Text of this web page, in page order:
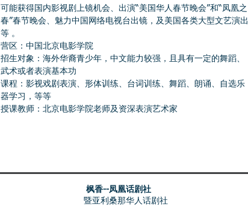
可能获得国内影视剧上镜机会、出演“美国华人春节晚会”和“凤凰之
春”春节晚会、魅力中国网络电视台出镜，及美国各类大型文艺演出
等 。
营区：中国北京电影学院
招生对象：海外华裔青少年，中文能力较强，且具有一定的舞蹈、
武术或者表演基本功
课程：影视戏剧表演、形体训练、台词训练、舞蹈、朗诵、自选乐
器学习，等等
授课教师：北京电影学院老师及资深表演艺术家
同步 步 同
枫香--凤凰话剧社
暨亚利桑那华人话剧社